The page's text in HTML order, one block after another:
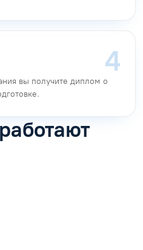
вы получите диплом о